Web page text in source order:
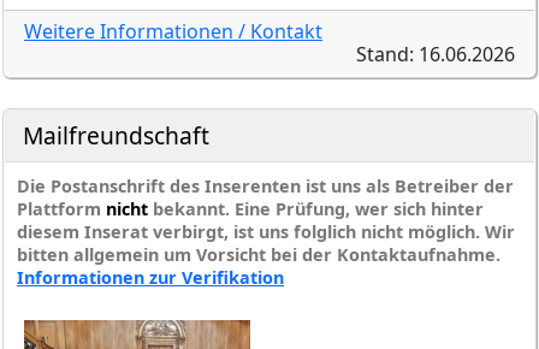
Weitere Informationen / Kontakt
Stand: 16.06.2026
Mailfreundschaft
Die Postanschrift des Inserenten ist uns als Betreiber der
Plattform nicht bekannt. Eine Prüfung, wer sich hinter
diesem Inserat verbirgt, ist uns folglich nicht möglich. Wir
bitten allgemein um Vorsicht bei der Kontaktaufnahme.
Informationen zur Verifikation